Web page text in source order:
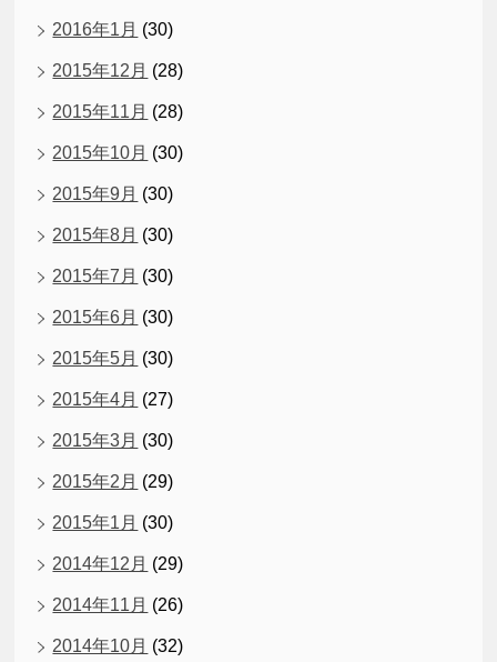
2016年1月 (30)
2015年12月 (28)
2015年11月 (28)
2015年10月 (30)
2015年9月 (30)
2015年8月 (30)
2015年7月 (30)
2015年6月 (30)
2015年5月 (30)
2015年4月 (27)
2015年3月 (30)
2015年2月 (29)
2015年1月 (30)
2014年12月 (29)
2014年11月 (26)
2014年10月 (32)